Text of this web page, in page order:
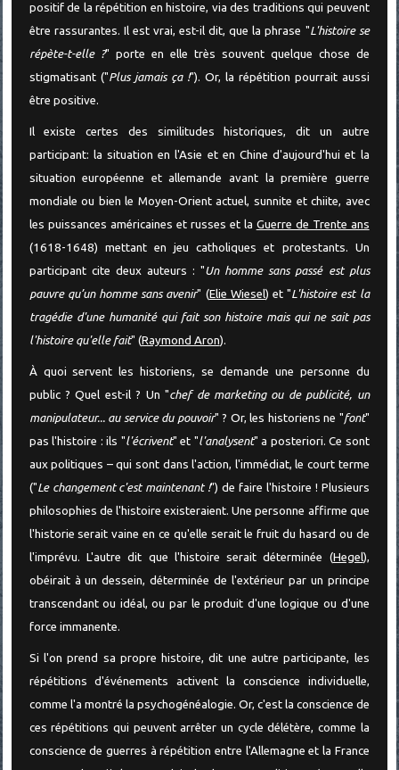
positif de la répétition en histoire, via des traditions qui peuvent
être rassurantes. Il est vrai, est-il dit, que la phrase "L'histoire se
répète-t-elle ?" porte en elle très souvent quelque chose de
stigmatisant ("Plus jamais ça !"). Or, la répétition pourrait aussi
être positive.
Il existe certes des similitudes historiques, dit un autre
participant: la situation en l'Asie et en Chine d'aujourd'hui et la
situation européenne et allemande avant la première guerre
mondiale ou bien le Moyen-Orient actuel, sunnite et chiite, avec
les puissances américaines et russes et la Guerre de Trente ans
(1618-1648) mettant en jeu catholiques et protestants. Un
participant cite deux auteurs : "Un homme sans passé est plus
pauvre qu’un homme sans avenir" (Elie Wiesel) et "L'histoire est la
tragédie d'une humanité qui fait son histoire mais qui ne sait pas
l'histoire qu'elle fait" (Raymond Aron).
À quoi servent les historiens, se demande une personne du
public ? Quel est-il ? Un "chef de marketing ou de publicité, un
manipulateur... au service du pouvoir" ? Or, les historiens ne "font"
pas l'histoire : ils "l'écrivent" et "l'analysent" a posteriori. Ce sont
aux politiques – qui sont dans l'action, l'immédiat, le court terme
("Le changement c'est maintenant !") de faire l'histoire ! Plusieurs
philosophies de l'histoire existeraient. Une personne affirme que
l'historie serait vaine en ce qu'elle serait le fruit du hasard ou de
l'imprévu. L'autre dit que l'histoire serait déterminée (Hegel),
obéirait à un dessein, déterminée de l'extérieur par un principe
transcendant ou idéal, ou par le produit d'une logique ou d'une
force immanente.
Si l'on prend sa propre histoire, dit une autre participante, les
répétitions d'événements activent la conscience individuelle,
comme l'a montré la psychogénéalogie. Or, c'est la conscience de
ces répétitions qui peuvent arrêter un cycle délétère, comme la
conscience de guerres à répétition entre l'Allemagne et la France